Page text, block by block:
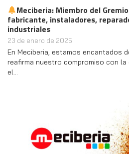
Meciberia: Miembro del
fabricante, instaladores,
industriales
23 de enero de 2025
En Meciberia, estamos encantados
reafirma nuestro compromiso con
el…